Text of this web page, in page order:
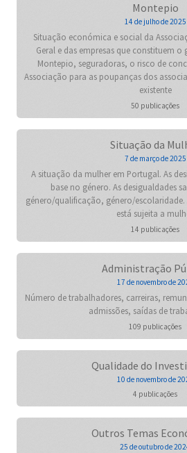
Montepio
14 de julho de 2025
Situação económica e social da
Geral e das empresas que constituem
Montepio, seguradoras, o risco de
Associação para as poupanças dos
existente
50 publicações
Situação da
7 de março de 2025
A situação da mulher em Portugal. As
base no género. As desigualdades
género/qualificação, género/
está sujeita a
14 publicações
Administração
17 de novembro de
Número de trabalhadores, carreiras,
admissões, saídas de
109 publicações
Qualidade do
10 de novembro de
4 publicações
Outros Temas
25 de outubro de